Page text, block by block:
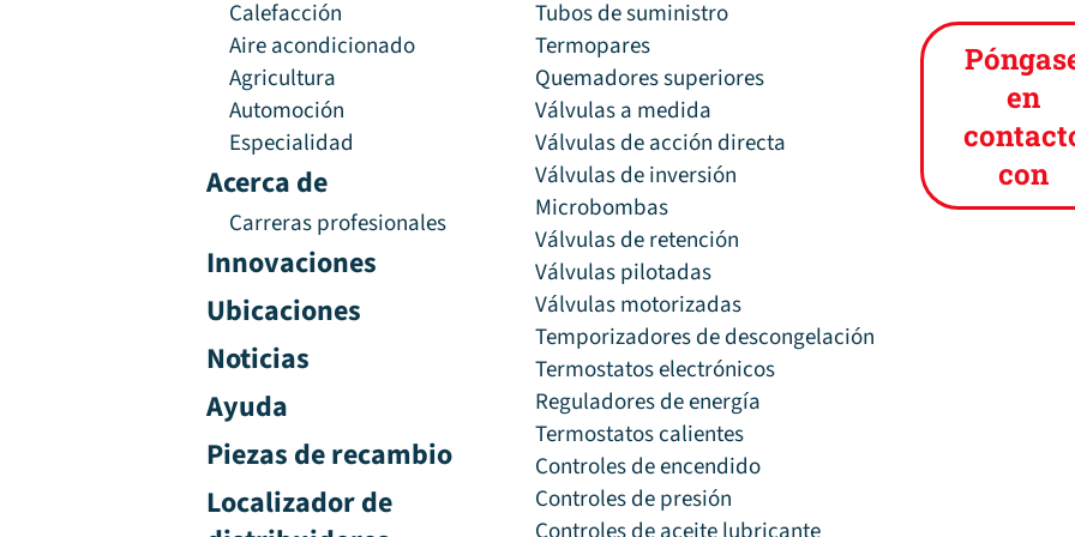
Calefacción
Aire acondicionado
Agricultura
Automoción
Especialidad
Acerca de
Carreras profesionales
Innovaciones
Ubicaciones
Noticias
Ayuda
Piezas de recambio
Localizador de
Tubos de suministro
Termopares
Quemadores superiores
Válvulas a medida
Válvulas de acción directa
Válvulas de inversión
Microbombas
Válvulas de retención
Válvulas pilotadas
Válvulas motorizadas
Temporizadores de descongelación
Termostatos electrónicos
Reguladores de energía
Termostatos calientes
Controles de encendido
Controles de presión
en
con